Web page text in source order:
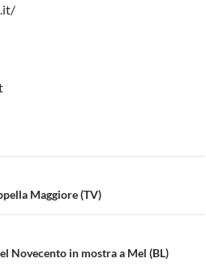
Maggiore (TV)
Novecento in mostra a Mel (BL)